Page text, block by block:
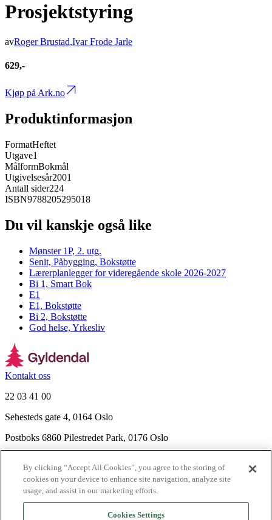
Prosjektstyring
avRoger Brustad,Ivar Frode Jarle
629,-
Kjøp på Ark.no
Produktinformasjon
FormatHeftet
Utgave1
MålformBokmål
Utgivelsesår2001
Antall sider224
ISBN9788205295018
Du vil kanskje også like
Mønster 1P, 2. utg.
Senit, Påbygging, Bokstøtte
Lærerplanlegger for videregående skole 2026-2027
Bi 1, Smart Bok
E1
E1, Bokstøtte
Bi 2, Bokstøtte
God helse, Yrkesliv
Kontakt oss
22 03 41 00
Sehesteds gate 4, 0164 Oslo
Postboks 6860 Pilestredet Park, 0176 Oslo
Nyhetsbrev
Ledige stillinger
Send inn manus
By clicking “Accept All Cookies”, you agree to the storing of
cookies on your device to enhance site navigation, analyze site
usage, and assist in our marketing efforts.
Cookies Settings